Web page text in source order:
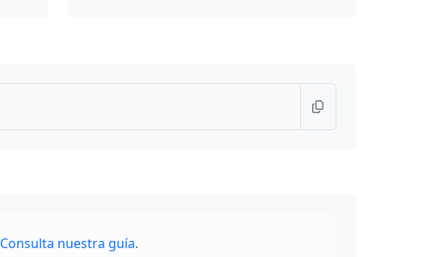
Consulta nuestra guía.